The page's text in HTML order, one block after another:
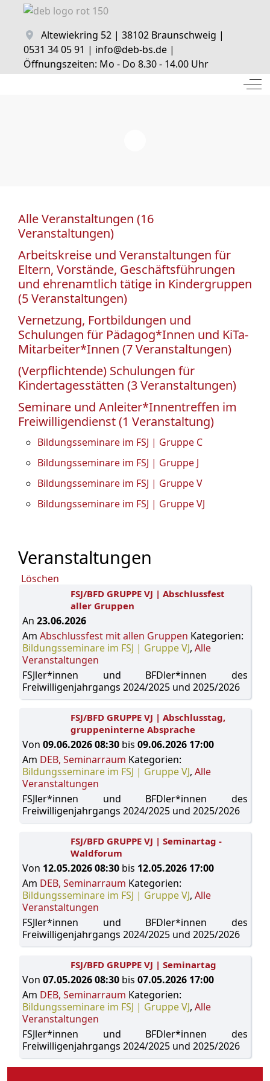
Altewiekring 52 | 38102 Braunschweig |
0531 34 05 91 | info@deb-bs.de |
Öffnungszeiten: Mo - Do 8.30 - 14.00 Uhr
Alle Veranstaltungen (16
Veranstaltungen)
Arbeitskreise und Veranstaltungen für
Eltern, Vorstände, Geschäftsführungen
und ehrenamtlich tätige in Kindergruppen
(5 Veranstaltungen)
Vernetzung, Fortbildungen und
Schulungen für Pädagog*Innen und KiTa-
Mitarbeiter*Innen (7 Veranstaltungen)
(Verpflichtende) Schulungen für
Kindertagesstätten (3 Veranstaltungen)
Seminare und Anleiter*Innentreffen im
Freiwilligendienst (1 Veranstaltung)
Bildungsseminare im FSJ | Gruppe C
Bildungsseminare im FSJ | Gruppe J
Bildungsseminare im FSJ | Gruppe V
Bildungsseminare im FSJ | Gruppe VJ
Veranstaltungen
Löschen
FSJ/BFD GRUPPE VJ | Abschlussfest
aller Gruppen
An 23.06.2026
Am Abschlussfest mit allen Gruppen Kategorien:
Bildungsseminare im FSJ | Gruppe VJ, Alle
Veranstaltungen
FSJler*innen und BFDler*innen des
Freiwilligenjahrgangs 2024/2025 und 2025/2026
FSJ/BFD GRUPPE VJ | Abschlusstag,
gruppeninterne Absprache
Von 09.06.2026 08:30 bis 09.06.2026 17:00
Am DEB, Seminarraum Kategorien:
Bildungsseminare im FSJ | Gruppe VJ, Alle
Veranstaltungen
FSJler*innen und BFDler*innen des
Freiwilligenjahrgangs 2024/2025 und 2025/2026
FSJ/BFD GRUPPE VJ | Seminartag -
Waldforum
Von 12.05.2026 08:30 bis 12.05.2026 17:00
Am DEB, Seminarraum Kategorien:
Bildungsseminare im FSJ | Gruppe VJ, Alle
Veranstaltungen
FSJler*innen und BFDler*innen des
Freiwilligenjahrgangs 2024/2025 und 2025/2026
FSJ/BFD GRUPPE VJ | Seminartag
Von 07.05.2026 08:30 bis 07.05.2026 17:00
Am DEB, Seminarraum Kategorien:
Bildungsseminare im FSJ | Gruppe VJ, Alle
Veranstaltungen
FSJler*innen und BFDler*innen des
Freiwilligenjahrgangs 2024/2025 und 2025/2026